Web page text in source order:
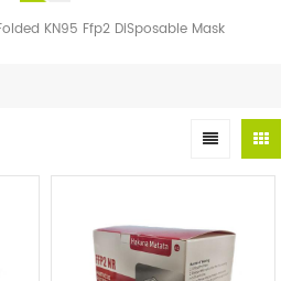
KN95 Ffp2 DiSposable Mask